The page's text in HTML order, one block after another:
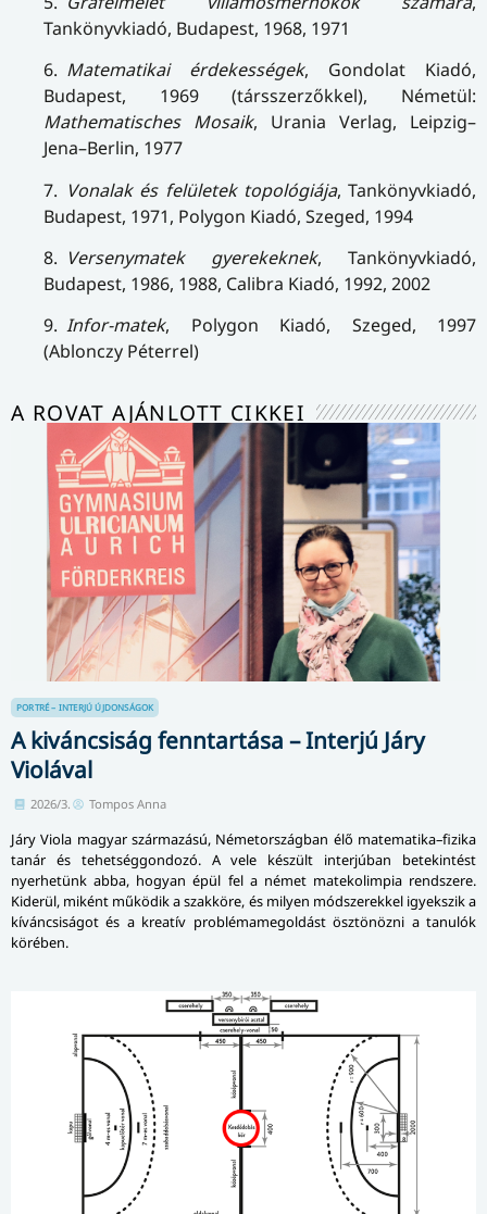
Tankönyvkiadó, Budapest, 1968, 1971
6. Matematikai érdekességek, Gondolat Kiadó,
Budapest, 1969 (társszerzőkkel), Németül:
Mathematisches Mosaik, Urania Verlag, Leipzig–
Jena–Berlin, 1977
7. Vonalak és felületek topológiája, Tankönyvkiadó,
Budapest, 1971, Polygon Kiadó, Szeged, 1994
8. Versenymatek gyerekeknek, Tankönyvkiadó,
Budapest, 1986, 1988, Calibra Kiadó, 1992, 2002
9. Infor-matek, Polygon Kiadó, Szeged, 1997
(Ablonczy Péterrel)
A ROVAT AJÁNLOTT CIKKEI
PORTRÉ – INTERJÚ ÚJDONSÁGOK
A kiváncsiság fenntartása – Interjú Járy
Violával
2026/3. Tompos Anna
Járy Viola magyar származású, Németországban élő matematika–fizika
tanár és tehetséggondozó. A vele készült interjúban betekintést
nyerhetünk abba, hogyan épül fel a német matekolimpia rendszere.
Kiderül, miként működik a szakköre, és milyen módszerekkel igyekszik a
kíváncsiságot és a kreatív problémamegoldást ösztönözni a tanulók
körében.